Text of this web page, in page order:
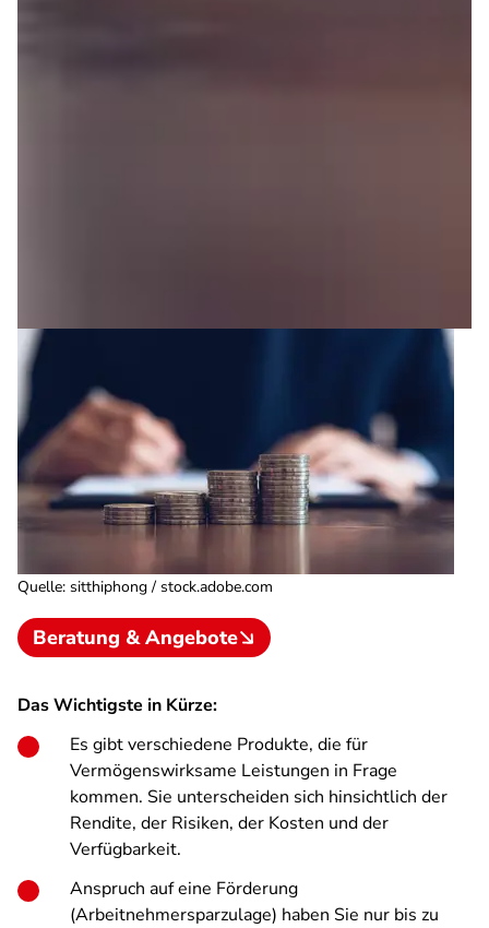
Quelle: sitthiphong / stock.adobe.com
Beratung & Angebote
Das Wichtigste in Kürze:
Es gibt verschiedene Produkte, die für
Vermögenswirksame Leistungen in Frage
kommen. Sie unterscheiden sich hinsichtlich der
Rendite, der Risiken, der Kosten und der
Verfügbarkeit.
Anspruch auf eine Förderung
(Arbeitnehmersparzulage) haben Sie nur bis zu